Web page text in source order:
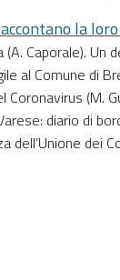
la
Caporale). Un
al Comune di
(M.
diario di
dell’Unione dei